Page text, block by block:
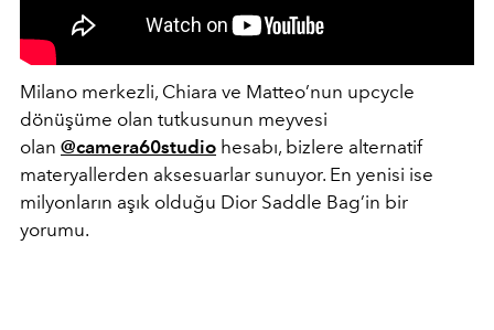
Milano merkezli, Chiara ve Matteo’nun upcycle
dönüşüme olan tutkusunun meyvesi
olan @camera60studio hesabı, bizlere alternatif
materyallerden aksesuarlar sunuyor. En yenisi ise
milyonların aşık olduğu Dior Saddle Bag’in bir
yorumu.